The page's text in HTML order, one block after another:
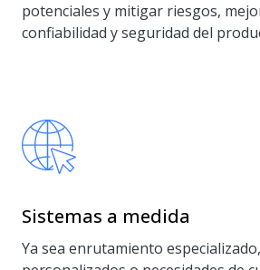
potenciales y mitigar riesgos,
confiabilidad y seguridad del
Sistemas a medida
Ya sea enrutamiento